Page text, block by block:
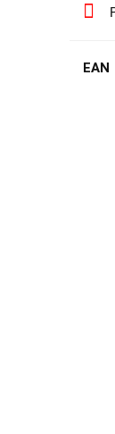
EAN